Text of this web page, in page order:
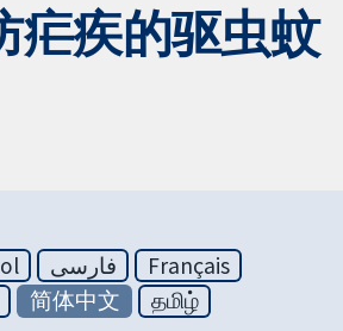
疟疾的驱虫蚊
فارسی
Français
简体中文 தமிழ்